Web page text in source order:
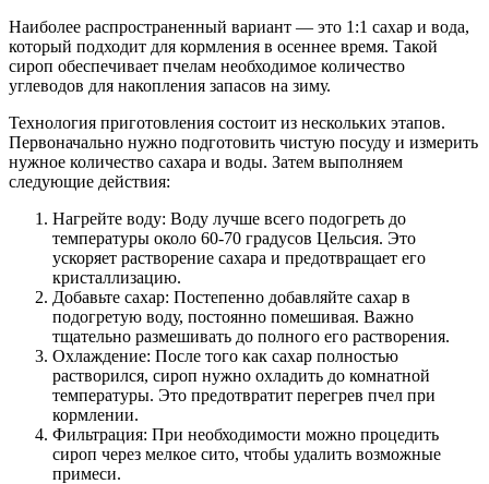
Наиболее распространенный вариант — это 1:1 сахар и вода,
который подходит для кормления в осеннее время. Такой
сироп обеспечивает пчелам необходимое количество
углеводов для накопления запасов на зиму.
Технология приготовления состоит из нескольких этапов.
Первоначально нужно подготовить чистую посуду и измерить
нужное количество сахара и воды. Затем выполняем
следующие действия:
Нагрейте воду: Воду лучше всего подогреть до
температуры около 60-70 градусов Цельсия. Это
ускоряет растворение сахара и предотвращает его
кристаллизацию.
Добавьте сахар: Постепенно добавляйте сахар в
подогретую воду, постоянно помешивая. Важно
тщательно размешивать до полного его растворения.
Охлаждение: После того как сахар полностью
растворился, сироп нужно охладить до комнатной
температуры. Это предотвратит перегрев пчел при
кормлении.
Фильтрация: При необходимости можно процедить
сироп через мелкое сито, чтобы удалить возможные
примеси.